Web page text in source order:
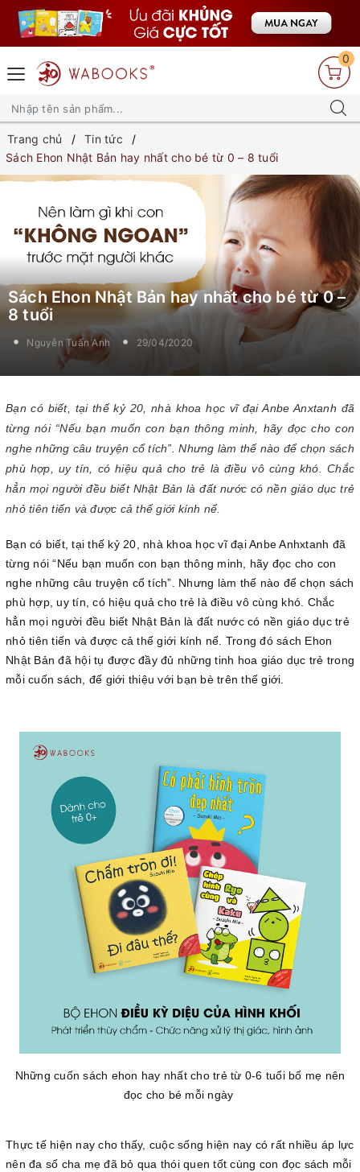
0
Trang chủ
Tin tức
Sách Ehon Nhật Bản hay nhất cho bé từ 0 – 8 tuổi
Sách Ehon Nhật Bản hay nhất cho bé từ 0 –
8 tuổi
Nguyễn Tuấn Anh 29/04/2020
Bạn có biết, tại thế kỷ 20, nhà khoa học vĩ đại Anbe Anxtanh đã
từng nói “Nếu bạn muốn con bạn thông minh, hãy đọc cho con
nghe những câu truyện cổ tích”. Nhưng làm thế nào để chọn sách
phù hợp, uy tín, có hiệu quả cho trẻ là điều vô cùng khó. Chắc
hẳn mọi người đều biết Nhật Bản là đất nước có nền giáo dục trẻ
nhỏ tiên tiến và được cả thế giới kính nể.
Bạn có biết, tại thế kỷ 20, nhà khoa học vĩ đại Anbe Anhxtanh đã
từng nói “Nếu bạn muốn con bạn thông minh, hãy đọc cho con
nghe những câu truyện cổ tích”. Nhưng làm thế nào để chọn sách
phù hợp, uy tín, có hiệu quả cho trẻ là điều vô cùng khó. Chắc
hẳn mọi người đều biết Nhật Bản là đất nước có nền giáo dục trẻ
nhỏ tiên tiến và được cả thế giới kính nể. Trong đó sách Ehon
Nhật Bản đã hội tụ được đầy đủ những tinh hoa giáo dục trẻ trong
mỗi cuốn sách, để giới thiệu với bạn bè trên thế giới.
Những cuốn sách ehon hay nhất cho trẻ từ 0-6 tuổi bố mẹ nên
đọc cho bé mỗi ngày
Thực tế hiện nay cho thấy, cuộc sống hiện nay có rất nhiều áp lực
nên đa số cha mẹ đã bỏ qua thói quen tốt cùng con đọc sách mỗi